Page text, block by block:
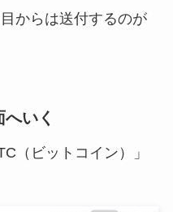
からは送付するのが
いく
（ビットコイン）」